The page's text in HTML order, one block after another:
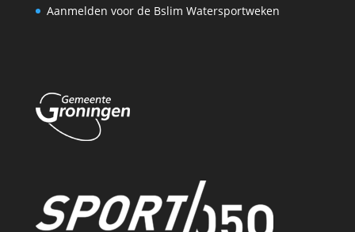
Aanmelden voor de Bslim Watersportweken